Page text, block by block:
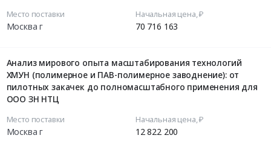
Место поставки
Москва г
Начальная цена, ₽
70 716 163
Анализ мирового опыта масштабирования технологий
ХМУН (полимерное и ПАВ-полимерное заводнение): от
пилотных закачек до полномасштабного применения для
ООО ЗН НТЦ
Место поставки
Москва г
Начальная цена, ₽
12 822 200